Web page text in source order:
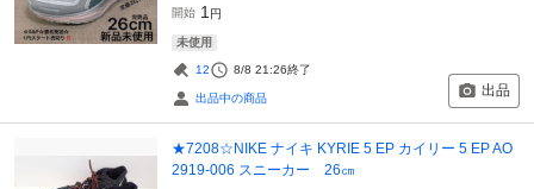
開始 1 円
未使用
12 8/8 21:26終了
出品中の商品 出品
★7208☆NIKE ナイキ KYRIE 5 EP カイリー 5 EP AO
2919-006 スニーカー 26㎝